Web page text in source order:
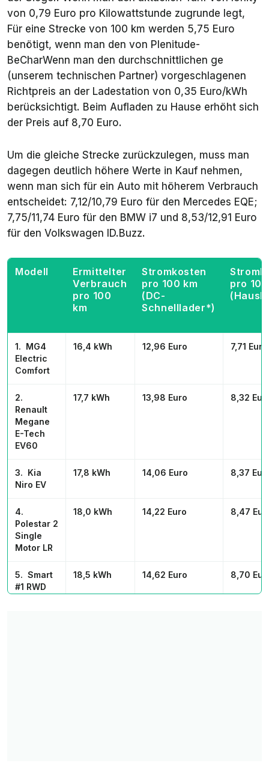
von 0,79 Euro pro Kilowattstunde zugrunde legt,
Für eine Strecke von 100 km werden 5,75 Euro
benötigt, wenn man den von Plenitude-
BeCharWenn man den durchschnittlichen ge
(unserem technischen Partner) vorgeschlagenen
Richtpreis an der Ladestation von 0,35 Euro/kWh
berücksichtigt. Beim Aufladen zu Hause erhöht sich
der Preis auf 8,70 Euro.
Um die gleiche Strecke zurückzulegen, muss man
dagegen deutlich höhere Werte in Kauf nehmen,
wenn man sich für ein Auto mit höherem Verbrauch
entscheidet: 7,12/10,79 Euro für den Mercedes EQE;
7,75/11,74 Euro für den BMW i7 und 8,53/12,91 Euro
für den Volkswagen ID.Buzz.
Modell
Ermittelter
Verbrauch
pro 100
km
Stromkosten
pro 100 km
(DC-
Schnelllader*)
pro
1. MG4
Electric
Comfort
16,4 kWh 12,96 Euro 7,71 Euro
2.
Renault
Megane
E-Tech
EV60
17,7 kWh 13,98 Euro 8,32
3. Kia
Niro EV
17,8 kWh 14,06 Euro 8,37
4.
Polestar 2
Single
Motor LR
18,0 kWh 14,22 Euro 8,47
5. Smart
#1 RWD
18,5 kWh 14,62 Euro 8,70